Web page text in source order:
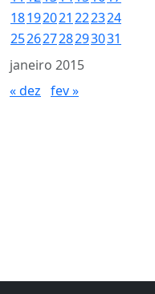
janeiro 2015
18192021 222324
25262728293031
« dez fev »